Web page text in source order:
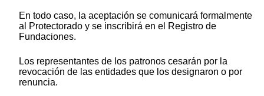
En todo caso, la aceptación se comunicará formalmente
al Protectorado y se inscribirá en el Registro de
Fundaciones.
Los representantes de los patronos cesarán por la
revocación de las entidades que los designaron o por
renuncia.